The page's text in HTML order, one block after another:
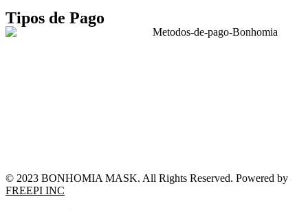
Tipos de Pago
© 2023 BONHOMIA MASK. All Rights Reserved. Powered by
FREEPI INC